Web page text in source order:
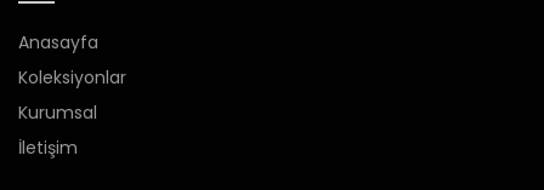
Anasayfa
Koleksiyonlar
Kurumsal
İletişim